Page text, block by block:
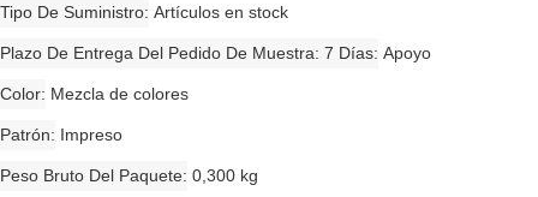
Tipo De Suministro Artículos en stock
Plazo De Entrega Del Pedido De Muestra: 7 Días Apoyo
Color Mezcla de colores
Patrón Impreso
Peso Bruto Del Paquete 0,300 kg